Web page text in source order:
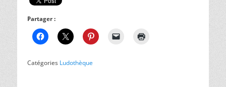
Partager :
Catégories Ludothèque